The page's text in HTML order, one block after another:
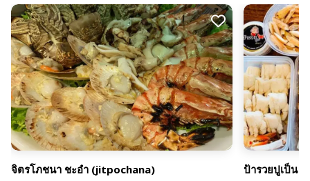
จิตรโภชนา ชะอำ (jitpochana) ป้ารวยปูเป็น